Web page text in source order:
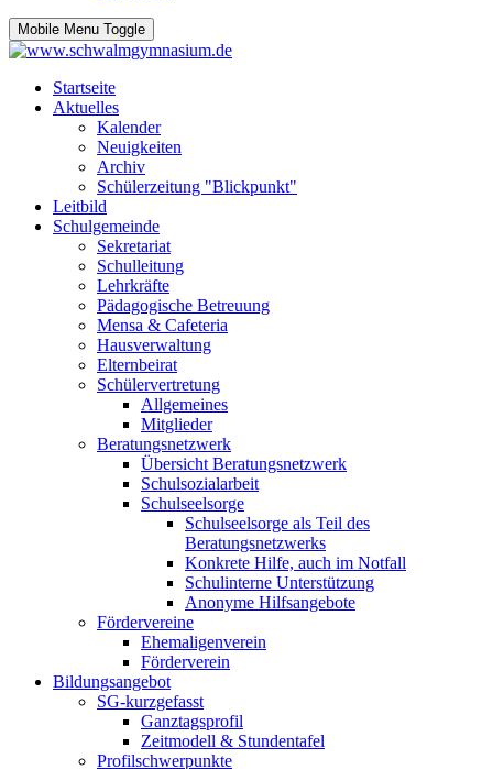
Mobile Menu Toggle
Startseite
Aktuelles
Kalender
Neuigkeiten
Archiv
Schülerzeitung "Blickpunkt"
Leitbild
Schulgemeinde
Sekretariat
Schulleitung
Lehrkräfte
Pädagogische Betreuung
Mensa & Cafeteria
Hausverwaltung
Elternbeirat
Schülervertretung
Allgemeines
Mitglieder
Beratungsnetzwerk
Übersicht Beratungsnetzwerk
Schulsozialarbeit
Schulseelsorge
Schulseelsorge als Teil des
Beratungsnetzwerks
Konkrete Hilfe, auch im Notfall
Schulinterne Unterstützung
Anonyme Hilfsangebote
Fördervereine
Ehemaligenverein
Förderverein
Bildungsangebot
SG-kurzgefasst
Ganztagsprofil
Zeitmodell & Stundentafel
Profilschwerpunkte